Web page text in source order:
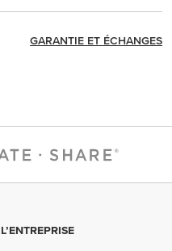
GARANTIE ET ÉCHANGES
L’ENTREPRISE